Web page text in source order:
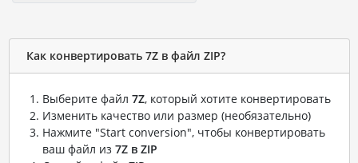
Как конвертировать 7Z в файл ZIP?
Выберите файл 7Z, который хотите конвертировать
Изменить качество или размер (необязательно)
Нажмите "Start conversion", чтобы конвертировать
ваш файл из 7Z в ZIP